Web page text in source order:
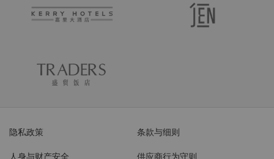
隐私政策 条款与细则
人身与财产安全 供应商行为守则